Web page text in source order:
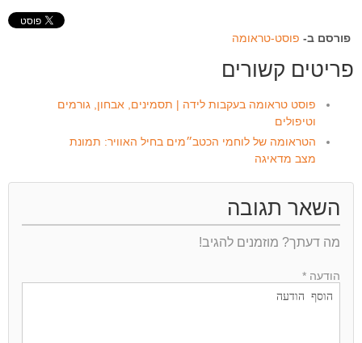
פורסם ב- פוסט-טראומה
פריטים קשורים
‏‏פוסט טראומה בעקבות לידה | תסמינים, אבחון, גורמים
וטיפולים
הטראומה של לוחמי הכטב״מים בחיל האוויר: תמונת
מצב מדאיגה
השאר תגובה
מה דעתך? מוזמנים להגיב!
הודעה *